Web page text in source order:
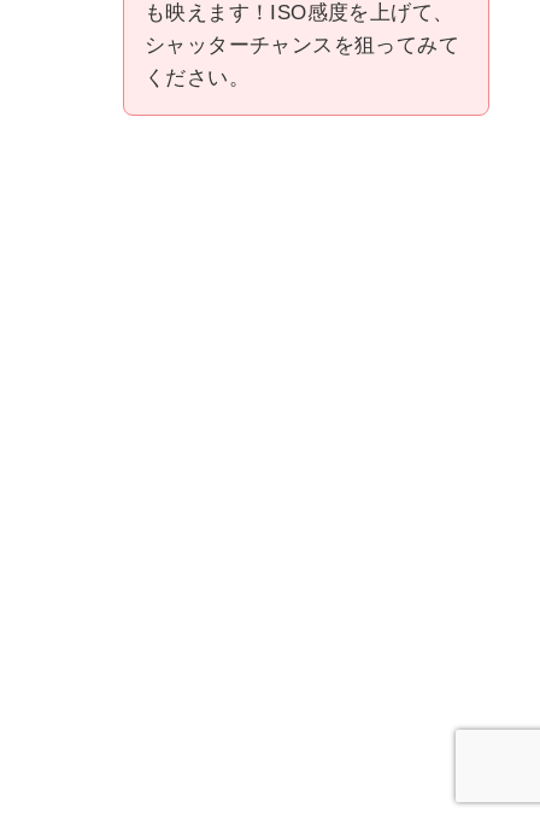
も映えます！ISO感度を上げて、
シャッターチャンスを狙ってみて
ください。